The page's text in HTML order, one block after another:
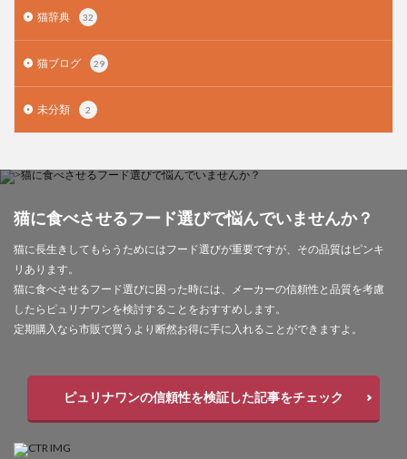
猫辞典 32
猫ブログ 29
未分類 2
猫に食べさせるフード選びで悩んでいませんか？
猫に長生きしてもらうためにはフード選びが重要ですが、その品質はピンキ
リあります。
猫に食べさせるフード選びに困った時には、メーカーの信頼性と品質を考慮
したらピュリナワンを検討することをおすすめします。
定期購入なら市販で買うより断然お得に手に入れることができますよ。
ピュリナワンの信頼性を検証した記事をチェック